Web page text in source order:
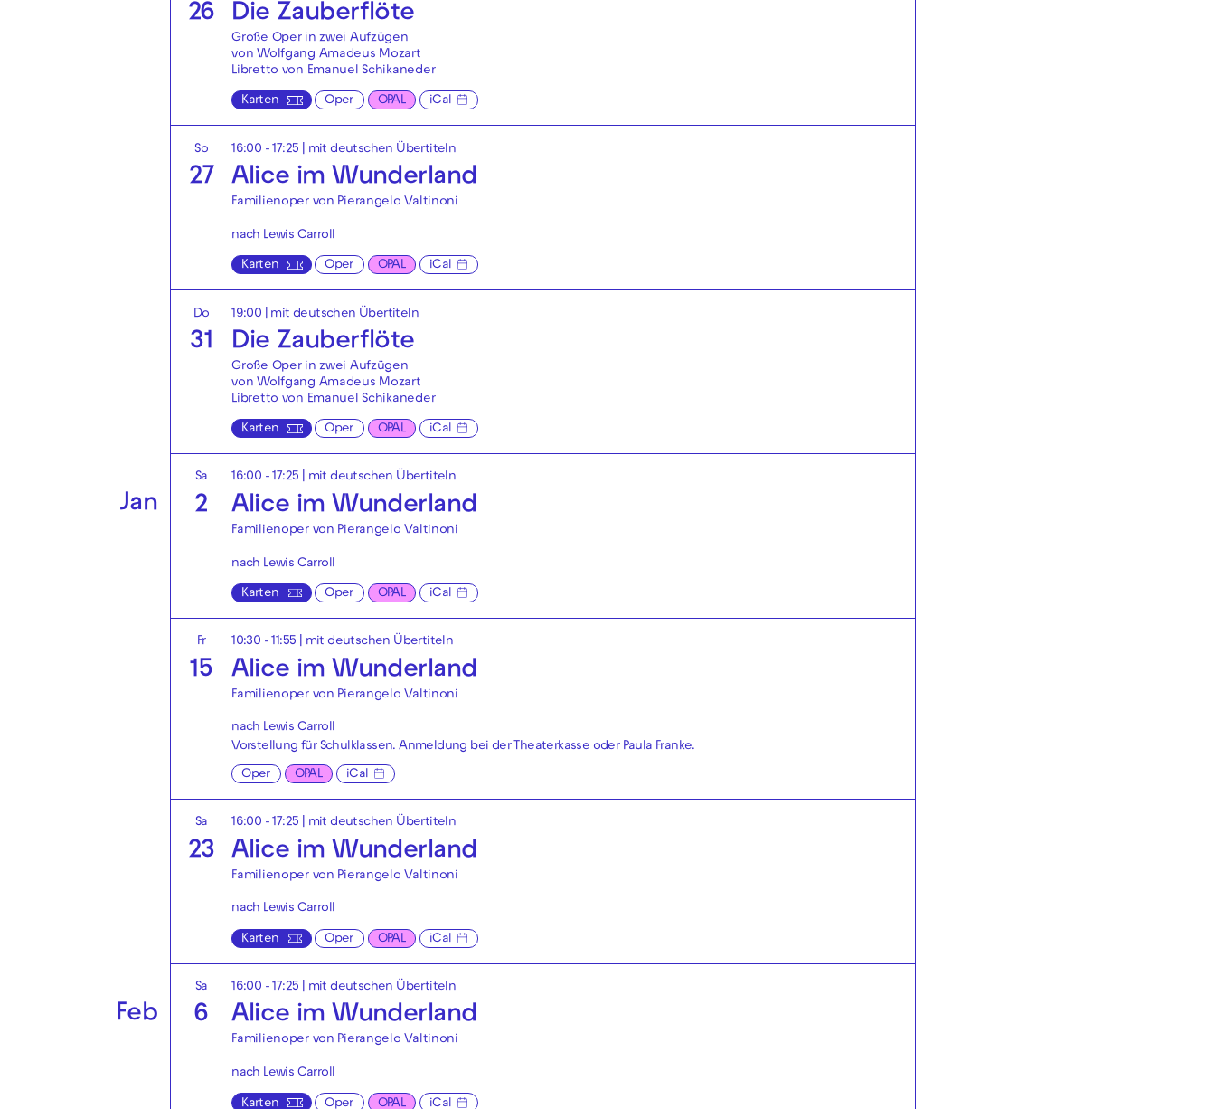
26 Die Zauberflöte
Große Oper in zwei Aufzügen
von Wolfgang Amadeus Mozart
Libretto von Emanuel Schikaneder
Karten Oper OPAL iCal
So
27
16:00 - 17:25 mit deutschen Übertiteln
Alice im Wunderland
Familienoper von Pierangelo Valtinoni
nach Lewis Carroll
Karten Oper OPAL iCal
Do
31
19:00 mit deutschen Übertiteln
Die Zauberflöte
Große Oper in zwei Aufzügen
von Wolfgang Amadeus Mozart
Libretto von Emanuel Schikaneder
Karten Oper OPAL iCal
Jan
Sa
2
16:00 - 17:25 mit deutschen Übertiteln
Alice im Wunderland
Familienoper von Pierangelo Valtinoni
nach Lewis Carroll
Karten Oper OPAL iCal
Fr
15
10:30 - 11:55 mit deutschen Übertiteln
Alice im Wunderland
Familienoper von Pierangelo Valtinoni
nach Lewis Carroll
Vorstellung für Schulklassen. Anmeldung bei der Theaterkasse oder Paula Franke.
Oper OPAL iCal
Sa
23
16:00 - 17:25 mit deutschen Übertiteln
Alice im Wunderland
Familienoper von Pierangelo Valtinoni
nach Lewis Carroll
Karten Oper OPAL iCal
Feb
Sa
6
16:00 - 17:25 mit deutschen Übertiteln
Alice im Wunderland
Familienoper von Pierangelo Valtinoni
nach Lewis Carroll
Karten Oper OPAL iCal